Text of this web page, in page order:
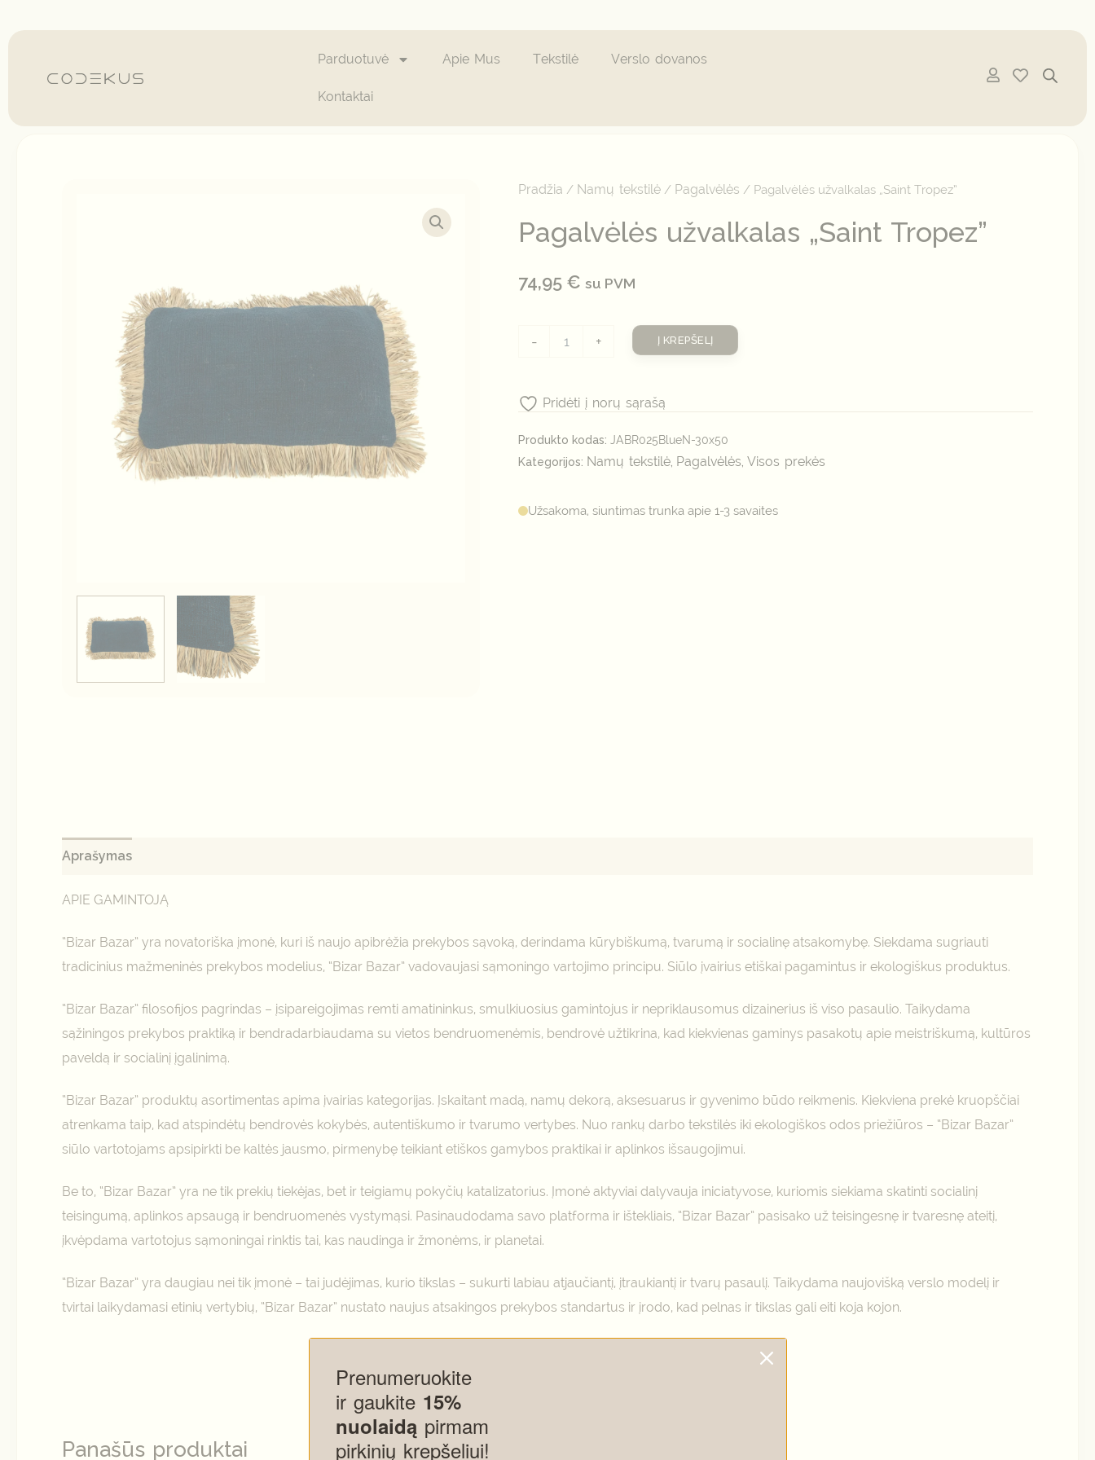
Parduotuvė Apie Mus Tekstilė Verslo dovanos
Kontaktai
Pradžia / Namų tekstilė / Pagalvėlės / Pagalvėlės užvalkalas „Saint Tropez”
Pagalvėlės užvalkalas „Saint Tropez”
74,95 € su PVM
-
užvalkalas
Tropez"
+ Į KREPŠELĮ
Produkto kodas: JABR025BlueN-30x50
Kategorijos: Namų tekstilė Pagalvėlės ,Visos prekės
Užsakoma, siuntimas trunka apie 1-3 savaites
Pridėti į norų sąrašą
Aprašymas
APIE GAMINTOJĄ
“Bizar Bazar” yra novatoriška įmonė, kuri iš naujo apibrėžia prekybos sąvoką, derindama kūrybiškumą, tvarumą ir socialinę atsakomybę. Siekdama sugriauti
tradicinius mažmeninės prekybos modelius, “Bizar Bazar” vadovaujasi sąmoningo vartojimo principu. Siūlo įvairius etiškai pagamintus ir ekologiškus produktus.
“Bizar Bazar” filosofijos pagrindas – įsipareigojimas remti amatininkus, smulkiuosius gamintojus ir nepriklausomus dizainerius iš viso pasaulio. Taikydama
sąžiningos prekybos praktiką ir bendradarbiaudama su vietos bendruomenėmis, bendrovė užtikrina, kad kiekvienas gaminys pasakotų apie meistriškumą, kultūros
paveldą ir socialinį įgalinimą.
“Bizar Bazar” produktų asortimentas apima įvairias kategorijas. Įskaitant madą, namų dekorą, aksesuarus ir gyvenimo būdo reikmenis. Kiekviena prekė kruopščiai
atrenkama taip, kad atspindėtų bendrovės kokybės, autentiškumo ir tvarumo vertybes. Nuo rankų darbo tekstilės iki ekologiškos odos priežiūros – “Bizar Bazar”
siūlo vartotojams apsipirkti be kaltės jausmo, pirmenybę teikiant etiškos gamybos praktikai ir aplinkos išsaugojimui.
Be to, “Bizar Bazar” yra ne tik prekių tiekėjas, bet ir teigiamų pokyčių katalizatorius. Įmonė aktyviai dalyvauja iniciatyvose, kuriomis siekiama skatinti socialinį
teisingumą, aplinkos apsaugą ir bendruomenės vystymąsi. Pasinaudodama savo platforma ir ištekliais, “Bizar Bazar” pasisako už teisingesnę ir tvaresnę ateitį,
įkvėpdama vartotojus sąmoningai rinktis tai, kas naudinga ir žmonėms, ir planetai.
“Bizar Bazar” yra daugiau nei tik įmonė – tai judėjimas, kurio tikslas – sukurti labiau atjaučiantį, įtraukiantį ir tvarų pasaulį. Taikydama naujovišką verslo modelį ir
tvirtai laikydamasi etinių vertybių, “Bizar Bazar” nustato naujus atsakingos prekybos standartus ir įrodo, kad pelnas ir tikslas gali eiti koja kojon.
Panašūs produktai
Prenumeruokite
ir gaukite 15%
nuolaidąpirmam
pirkinių krepšeliui!